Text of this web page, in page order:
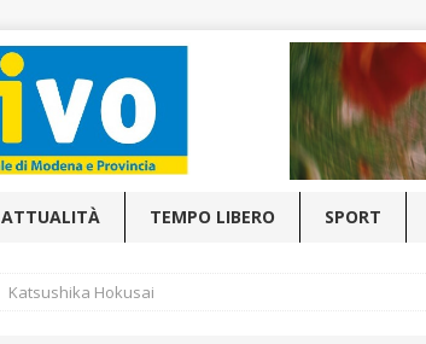
ATTUALITÀ TEMPO LIBERO SPORT
Katsushika Hokusai